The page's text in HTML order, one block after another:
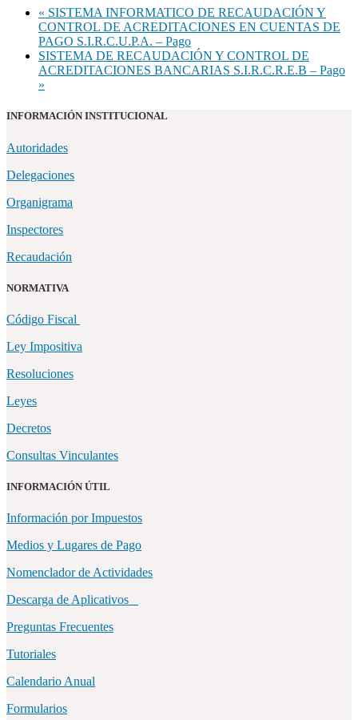
« SISTEMA INFORMATICO DE RECAUDACIÓN Y
CONTROL DE ACREDITACIONES EN CUENTAS DE
PAGO S.I.R.C.U.P.A. – Pago
SISTEMA DE RECAUDACIÓN Y CONTROL DE
ACREDITACIONES BANCARIAS S.I.R.C.R.E.B – Pago
»
INFORMACIÓN INSTITUCIONAL
Autoridades
Delegaciones
Organigrama
Inspectores
Recaudación
NORMATIVA
Código Fiscal
Ley Impositiva
Resoluciones
Leyes
Decretos
Consultas Vinculantes
INFORMACIÓN ÚTIL
Información por Impuestos
Medios y Lugares de Pago
Nomenclador de Actividades
Descarga de Aplicativos
Preguntas Frecuentes
Tutoriales
Calendario Anual
Formularios